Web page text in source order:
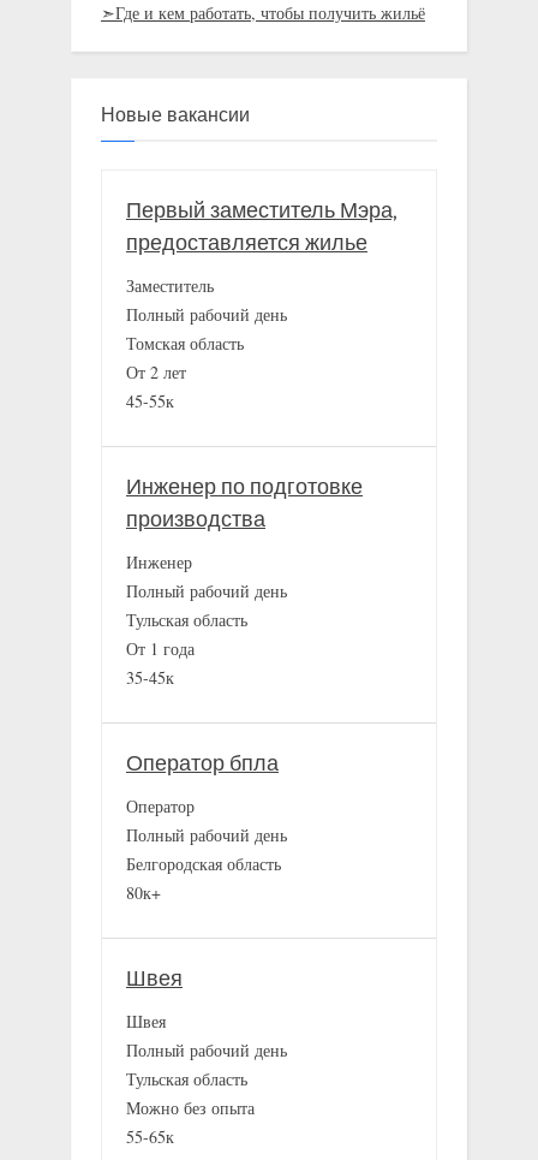
➣Где и кем работать, чтобы получить жильё
Новые вакансии
Первый заместитель Мэра,
предоставляется жилье
Заместитель
Полный рабочий день
Томская область
От 2 лет
45-55к
Инженер по подготовке
производства
Инженер
Полный рабочий день
Тульская область
От 1 года
35-45к
Оператор бпла
Оператор
Полный рабочий день
Белгородская область
80к+
Швея
Швея
Полный рабочий день
Тульская область
Можно без опыта
55-65к